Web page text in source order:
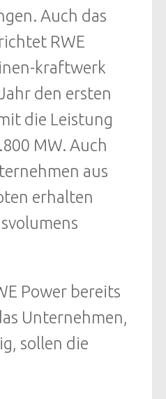
Auch das
RWE
kraftwerk
den ersten
die Leistung
MW. Auch
aus
erhalten
Power bereits
Unternehmen,
sollen die